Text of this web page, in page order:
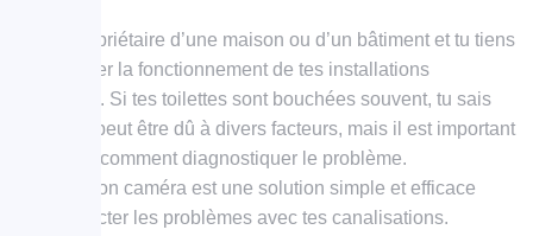
Tu es propriétaire d’une maison ou d’un bâtiment et tu tiens
à améliorer la fonctionnement de tes installations
sanitaires. Si tes toilettes sont bouchées souvent, tu sais
que cela peut être dû à divers facteurs, mais il est important
de savoir comment diagnostiquer le problème.
L’inspection caméra est une solution simple et efficace
pour détecter les problèmes avec tes canalisations.